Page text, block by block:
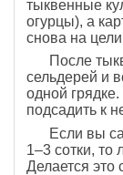
тыквенные
огурцы), а
снова на
После
сельдерей и
одной
подсадить к
Если вы
1–3 сотки, то
Делается